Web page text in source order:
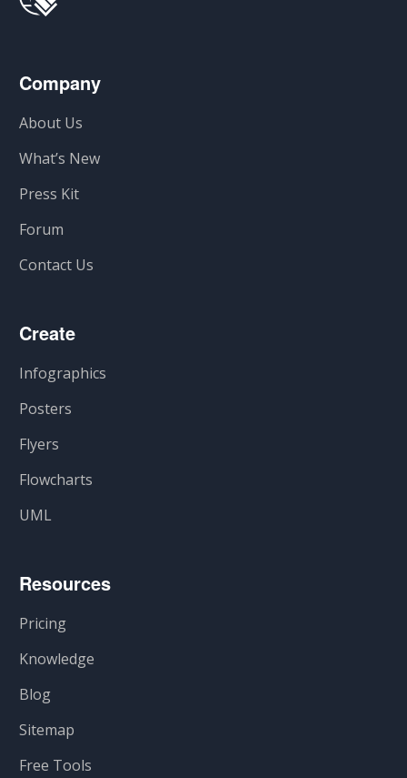
Company
About Us
What’s New
Press Kit
Forum
Contact Us
Create
Infographics
Posters
Flyers
Flowcharts
UML
Resources
Pricing
Knowledge
Blog
Sitemap
Free Tools